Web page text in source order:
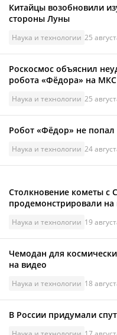
Китайцы возобновили
стороны Луны
Наука и технологии 25
Роскосмос объяснил
робота «Фёдора» на МКС
Наука и технологии 25
Робот «Фёдор» не
Наука и технологии 24
Столкновение кометы с
продемонстрировали на
Наука и технологии 19
Чемодан для
на видео
Наука и технологии 18
В России придумали